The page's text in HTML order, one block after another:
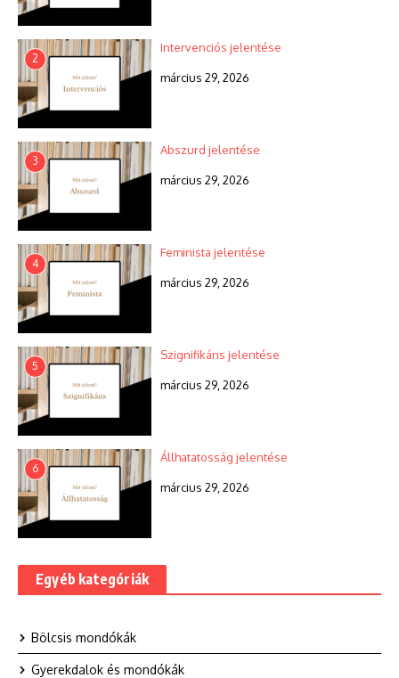
2
Intervenciós jelentése
március 29, 2026
3
Abszurd jelentése
március 29, 2026
4
Feminista jelentése
március 29, 2026
5
Szignifikáns jelentése
március 29, 2026
6
Állhatatosság jelentése
március 29, 2026
Egyéb kategóriák
Bölcsis mondókák
Gyerekdalok és mondókák